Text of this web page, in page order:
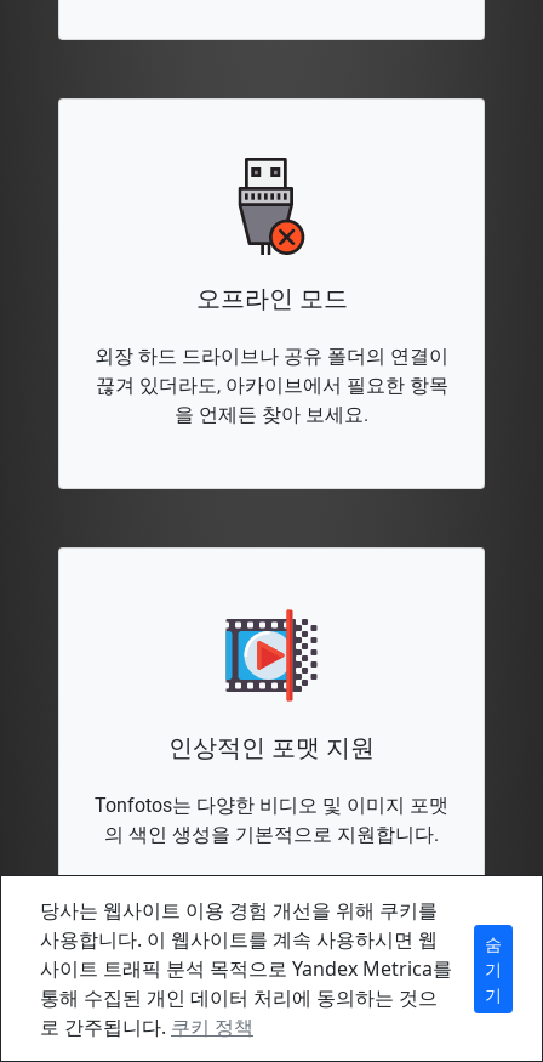
오프라인 모드
외장 하드 드라이브나 공유 폴더의 연결이
끊겨 있더라도, 아카이브에서 필요한 항목
을 언제든 찾아 보세요.
인상적인 포맷 지원
Tonfotos는 다양한 비디오 및 이미지 포맷
의 색인 생성을 기본적으로 지원합니다.
당사는 웹사이트 이용 경험 개선을 위해 쿠키를
사용합니다. 이 웹사이트를 계속 사용하시면 웹
사이트 트래픽 분석 목적으로 Yandex Metrica를
통해 수집된 개인 데이터 처리에 동의하는 것으
로 간주됩니다. 쿠키 정책
숨
기
기